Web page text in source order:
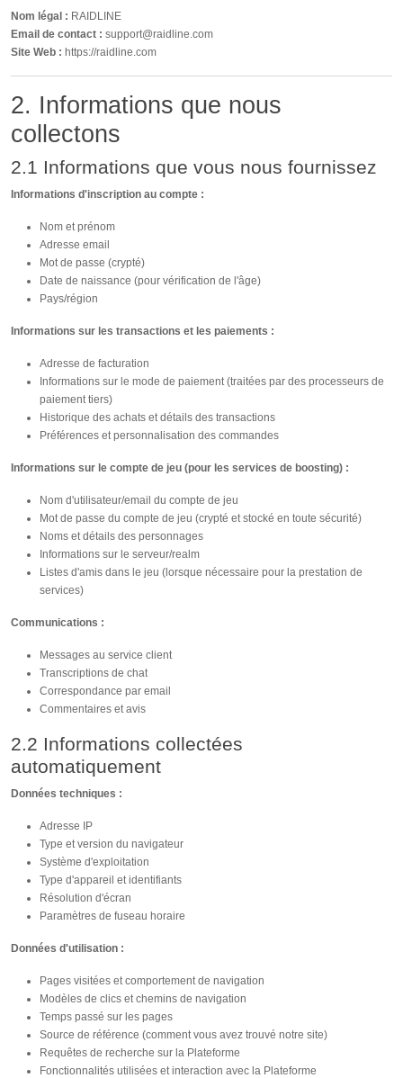
Nom légal : RAIDLINE
Email de contact : support@raidline.com
Site Web : https://raidline.com
2. Informations que nous
collectons
2.1 Informations que vous nous fournissez
Informations d'inscription au compte :
Nom et prénom
Adresse email
Mot de passe (crypté)
Date de naissance (pour vérification de l'âge)
Pays/région
Informations sur les transactions et les paiements :
Adresse de facturation
Informations sur le mode de paiement (traitées par des processeurs de
paiement tiers)
Historique des achats et détails des transactions
Préférences et personnalisation des commandes
Informations sur le compte de jeu (pour les services de boosting) :
Nom d'utilisateur/email du compte de jeu
Mot de passe du compte de jeu (crypté et stocké en toute sécurité)
Noms et détails des personnages
Informations sur le serveur/realm
Listes d'amis dans le jeu (lorsque nécessaire pour la prestation de
services)
Communications :
Messages au service client
Transcriptions de chat
Correspondance par email
Commentaires et avis
2.2 Informations collectées
automatiquement
Données techniques :
Adresse IP
Type et version du navigateur
Système d'exploitation
Type d'appareil et identifiants
Résolution d'écran
Paramètres de fuseau horaire
Données d'utilisation :
Pages visitées et comportement de navigation
Modèles de clics et chemins de navigation
Temps passé sur les pages
Source de référence (comment vous avez trouvé notre site)
Requêtes de recherche sur la Plateforme
Fonctionnalités utilisées et interaction avec la Plateforme